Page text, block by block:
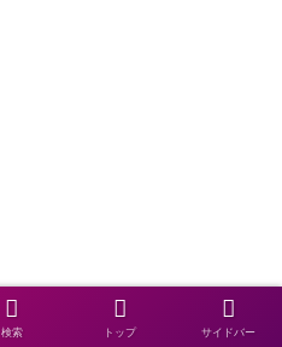
検索 トップ サイドバー